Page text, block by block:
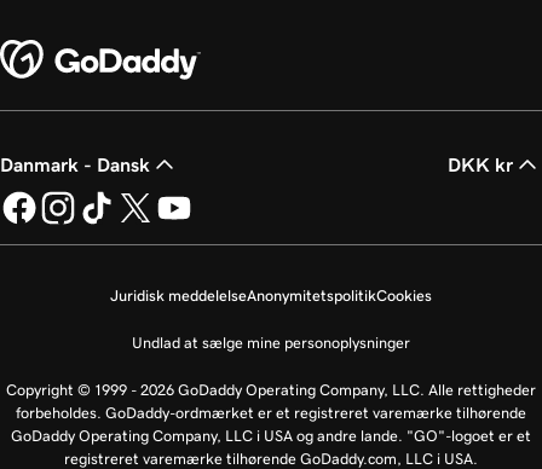
Danmark - Dansk DKK kr
Juridisk meddelelseAnonymitetspolitikCookies
Undlad at sælge mine personoplysninger
Copyright © 1999 - 2026 GoDaddy Operating Company, LLC. Alle rettigheder
forbeholdes. GoDaddy-ordmærket er et registreret varemærke tilhørende
GoDaddy Operating Company, LLC i USA og andre lande. "GO"-logoet er et
registreret varemærke tilhørende GoDaddy.com, LLC i USA.